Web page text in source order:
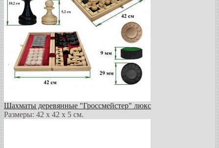
Шахматы деревянные "Гроссмейстер" люкс
Размеры: 42 x 42 x 5 см.